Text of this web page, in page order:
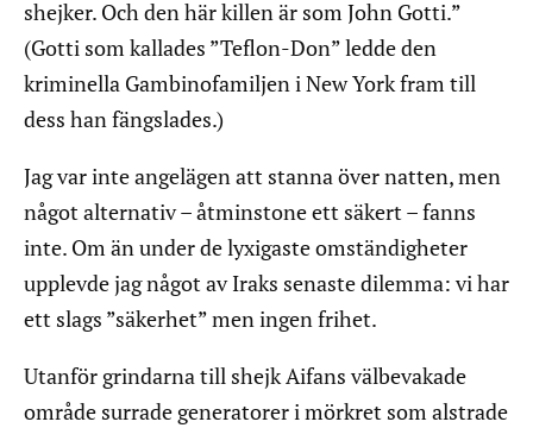
shejker. Och den här killen är som John Gotti.”
(Gotti som kallades ”Teflon-Don” ledde den
kriminella Gambinofamiljen i New York fram till
dess han fängslades.)
Jag var inte angelägen att stanna över natten, men
något alternativ – åtminstone ett säkert – fanns
inte. Om än under de lyxigaste omständigheter
upplevde jag något av Iraks senaste dilemma: vi har
ett slags ”säkerhet” men ingen frihet.
Utanför grindarna till shejk Aifans välbevakade
område surrade generatorer i mörkret som alstrade